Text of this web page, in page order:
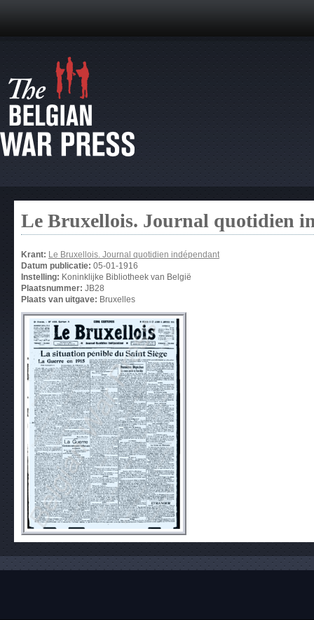
Le Bruxellois. Journal quotidien
Krant: Le Bruxellois. Journal quotidien indépendant
Datum publicatie: 05-01-1916
Instelling: Koninklijke Bibliotheek van België
Plaatsnummer: JB28
Plaats van uitgave: Bruxelles